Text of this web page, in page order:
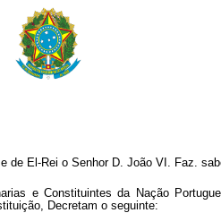
de El-Rei o Senhor D. João VI. Faz.
e Constituintes da Nação
Decretam o seguinte: